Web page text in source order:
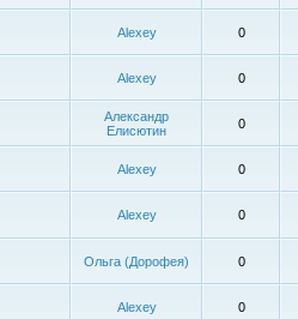
Alexey 0
Alexey 0
Александр
Елисютин
0
Alexey 0
Alexey 0
Ольга (Дорофея) 0
Alexey 0